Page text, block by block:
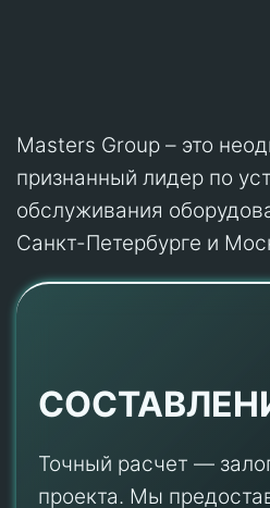
Masters Group – это
признанный лидер по
обслуживания
Санкт-Петербурге и
Точный расчет —
проекта. Мы